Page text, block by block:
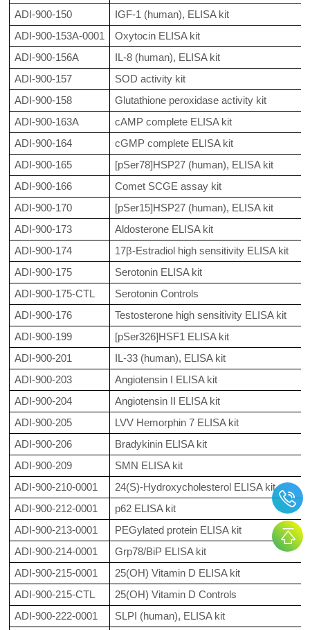
ADI-900-150
IGF-1 (human), ELISA kit
ADI-900-153A-0001
Oxytocin ELISA kit
ADI-900-156A
IL-8 (human), ELISA kit
ADI-900-157
SOD activity kit
ADI-900-158
Glutathione peroxidase activity kit
ADI-900-163A
cAMP complete ELISA kit
ADI-900-164
cGMP complete ELISA kit
ADI-900-165
[pSer78]HSP27 (human), ELISA kit
ADI-900-166
Comet SCGE assay kit
ADI-900-170
[pSer15]HSP27 (human), ELISA kit
ADI-900-173
Aldosterone ELISA kit
ADI-900-174
17β-Estradiol high sensitivity ELISA kit
ADI-900-175
Serotonin ELISA kit
ADI-900-175-CTL
Serotonin Controls
ADI-900-176
Testosterone high sensitivity ELISA kit
ADI-900-199
[pSer326]HSF1 ELISA kit
ADI-900-201
IL-33 (human), ELISA kit
ADI-900-203
Angiotensin I ELISA kit
ADI-900-204
Angiotensin II ELISA kit
ADI-900-205
LVV Hemorphin 7 ELISA kit
ADI-900-206
Bradykinin ELISA kit
ADI-900-209
SMN ELISA kit
ADI-900-210-0001
24(S)-Hydroxycholesterol ELISA kit
ADI-900-212-0001
p62 ELISA kit
ADI-900-213-0001
PEGylated protein ELISA kit
ADI-900-214-0001
Grp78/BiP ELISA kit
ADI-900-215-0001
25(OH) Vitamin D ELISA kit
ADI-900-215-CTL
25(OH) Vitamin D Controls
ADI-900-222-0001
SLPI (human), ELISA kit